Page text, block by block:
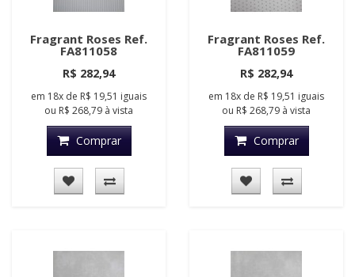
Fragrant Roses Ref.
FA811058
R$ 282,94
em 18x de R$ 19,51 iguais
ou R$ 268,79 à vista
Comprar
Fragrant Roses Ref.
FA811059
R$ 282,94
em 18x de R$ 19,51 iguais
ou R$ 268,79 à vista
Comprar